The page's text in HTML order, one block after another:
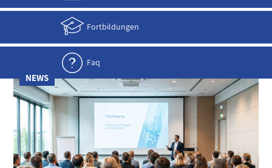
Fortbildungen
Faq
NEWS